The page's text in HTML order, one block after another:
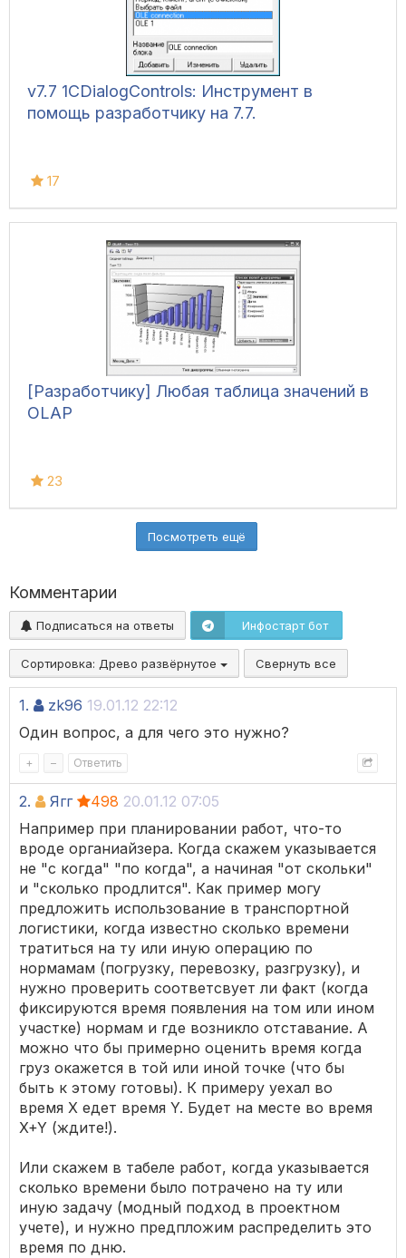
v7.7 1CDialogControls: Инструмент в
помощь разработчику на 7.7.
17
[Разработчику] Любая таблица значений в
OLAP
23
Посмотреть ещё
Комментарии
Подписаться на ответы Инфостарт бот
Сортировка: Древо развёрнутое Свернуть все
1. zk96 19.01.12 22:12
Один вопрос, а для чего это нужно?
+ – Ответить
2. Ягг 498 20.01.12 07:05
Например при планировании работ, что-то
вроде органиайзера. Когда скажем указывается
не "с когда" "по когда", а начиная "от скольки"
и "сколько продлится". Как пример могу
предложить использование в транспортной
логистики, когда известно сколько времени
тратиться на ту или иную операцию по
нормамам (погрузку, перевозку, разгрузку), и
нужно проверить соответсвует ли факт (когда
фиксируются время появления на том или ином
участке) нормам и где возникло отставание. А
можно что бы примерно оценить время когда
груз окажется в той или иной точке (что бы
быть к этому готовы). К примеру уехал во
время Х едет время Y. Будет на месте во время
X+Y (ждите!).
Или скажем в табеле работ, когда указывается
сколько времени было потрачено на ту или
иную задачу (модный подход в проектном
учете), и нужно предпложим распределить это
время по дню.